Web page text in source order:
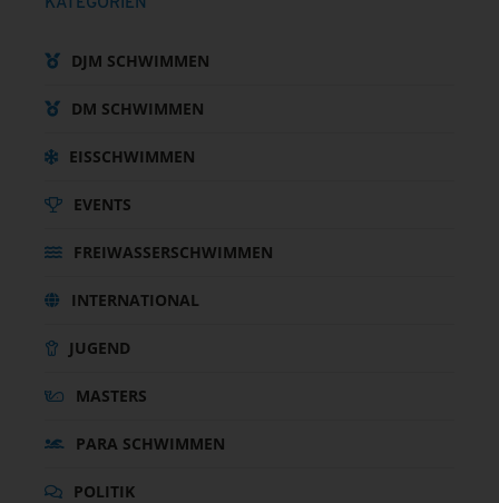
KATEGORIEN
DJM SCHWIMMEN
DM SCHWIMMEN
EISSCHWIMMEN
EVENTS
FREIWASSERSCHWIMMEN
INTERNATIONAL
JUGEND
MASTERS
PARA SCHWIMMEN
POLITIK